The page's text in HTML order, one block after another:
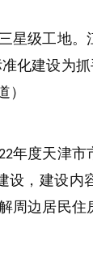
星级工地
化建设为
）
年度天津市
设，建设内
周边居民